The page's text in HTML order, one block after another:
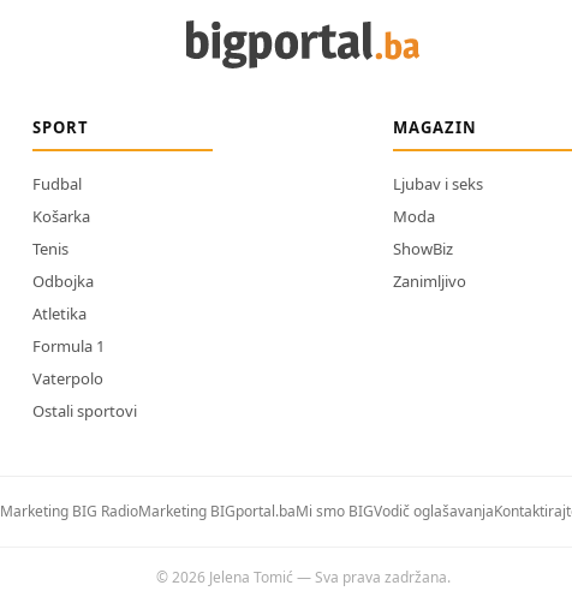
SPORT
Fudbal
Košarka
Tenis
Odbojka
Atletika
Formula 1
Vaterpolo
Ostali sportovi
MAGAZIN
Ljubav i seks
Moda
ShowBiz
Zanimljivo
Marketing BIG RadioMarketing BIGportal.baMi smo BIGVodič oglašavanja
© 2026 Jelena Tomić — Sva prava zadržana.